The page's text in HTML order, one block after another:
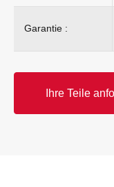
Garantie :
Ihre Teile